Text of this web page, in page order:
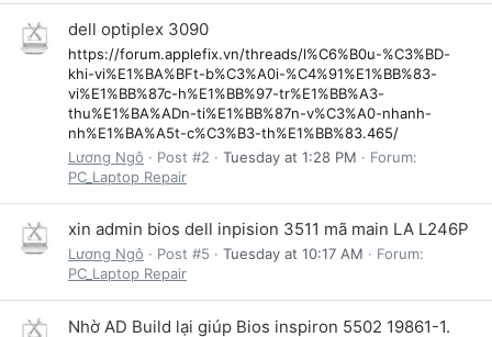
dell optiplex 3090
https://forum.applefix.vn/threads/l%C6%B0u-%C3%BD-
khi-vi%E1%BA%BFt-b%C3%A0i-%C4%91%E1%BB%83-
vi%E1%BB%87c-h%E1%BB%97-tr%E1%BB%A3-
thu%E1%BA%ADn-ti%E1%BB%87n-v%C3%A0-nhanh-
nh%E1%BA%A5t-c%C3%B3-th%E1%BB%83.465/
Lương Ngô
Post #2 Tuesday at 1:28 PM
Forum:
PC_Laptop Repair
xin admin bios dell inpision 3511 mã main LA L246P
Lương Ngô Post #5 Tuesday at 10:17 AM
Forum:
PC_Laptop Repair
Nhờ AD Build lại giúp Bios inspiron 5502 19861-1.